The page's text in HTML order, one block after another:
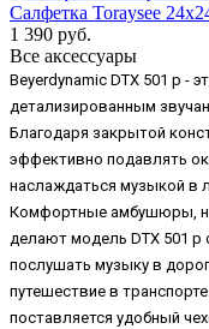
Салфетка Toraysee
1 390 руб.
Все аксессуары
Beyerdynamic DTX 501 p -
детализированным
Благодаря закрытой
эффективно подавлять
наслаждаться музыкой в
Комфортные амбушюры,
делают модель DTX 501
послушать музыку в
путешествие в
поставляется удобный